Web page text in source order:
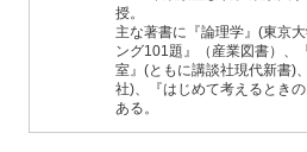
授。
主な著書に『論理学』(東京
ング101題』（産業図書）、
室』(ともに講談社現代新書)
社)、『はじめて考えるとき
ある。